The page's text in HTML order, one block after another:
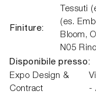
Finiture:
Tessuti
(es.
Bloom,
N05
Disponibile presso:
Expo Design &
Contract
-